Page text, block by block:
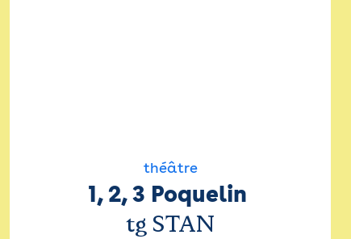
théâtre
1, 2, 3 Poquelin
tg STAN